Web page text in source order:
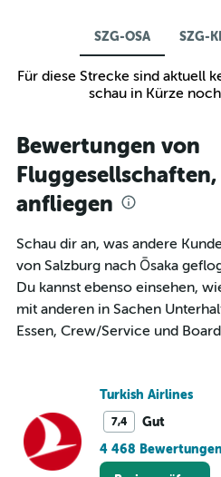
SZG-OSA SZG-
Für diese Strecke sind aktuell
schau in Kürze
Bewertungen von
Fluggesellschaften,
anfliegen
Schau dir an, was andere
von Salzburg nach Ōsaka
Du kannst ebenso einsehen,
mit anderen in Sachen
Essen, Crew/Service und
Turkish Airlines
7,4
Gut
4 468 Bewertungen